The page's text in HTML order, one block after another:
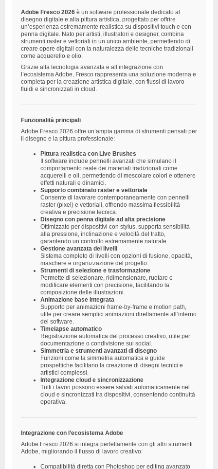
Adobe Fresco 2026 è un software professionale dedicato al
disegno digitale e alla pittura artistica, progettato per offrire
un’esperienza estremamente realistica su dispositivi touch e con
penna digitale. Nato per artisti, illustratori e designer, combina
strumenti raster e vettoriali in un unico ambiente, permettendo di
creare opere digitali con la naturalezza delle tecniche tradizionali
come acquerello e olio.
Grazie alla tecnologia avanzata e all’integrazione con
l’ecosistema Adobe, Fresco rappresenta una soluzione moderna e
completa per la creazione artistica digitale, con flussi di lavoro
fluidi e sincronizzati in cloud.
Funzionalità principali
Adobe Fresco 2026 offre un’ampia gamma di strumenti pensati per
il disegno e la pittura professionale:
Pittura realistica con Live Brushes
Il software include pennelli avanzati che simulano il
comportamento reale dei materiali tradizionali come
acquerelli e oli, permettendo di mescolare colori e ottenere
effetti naturali e dinamici.
Supporto combinato raster e vettoriale
Consente di lavorare contemporaneamente con pennelli
raster (pixel) e vettoriali, offrendo massima flessibilità
creativa e precisione tecnica.
Disegno con penna digitale ad alta precisione
Ottimizzato per dispositivi con stylus, supporta sensibilità
alla pressione, inclinazione e velocità del tratto,
garantendo un controllo estremamente naturale.
Gestione avanzata dei livelli
Sistema completo di livelli con opzioni di fusione, opacità,
maschere e organizzazione del progetto.
Strumenti di selezione e trasformazione
Permette di selezionare, ridimensionare, ruotare e
modificare elementi con precisione, facilitando la
composizione delle illustrazioni.
Animazione base integrata
Supporto per animazioni frame-by-frame e motion path,
utile per creare semplici animazioni direttamente all’interno
del software.
Timelapse automatico
Registrazione automatica del processo creativo, utile per
documentazione o condivisione sui social.
Simmetria e strumenti avanzati di disegno
Funzioni come la simmetria automatica e guide
prospettiche facilitano la creazione di disegni tecnici e
artistici complessi.
Integrazione cloud e sincronizzazione
Tutti i lavori possono essere salvati automaticamente nel
cloud e sincronizzati tra dispositivi, consentendo continuità
operativa.
Integrazione con l’ecosistema Adobe
Adobe Fresco 2026 si integra perfettamente con gli altri strumenti
Adobe, migliorando il flusso di lavoro creativo:
Compatibilità diretta con Photoshop per editing avanzato